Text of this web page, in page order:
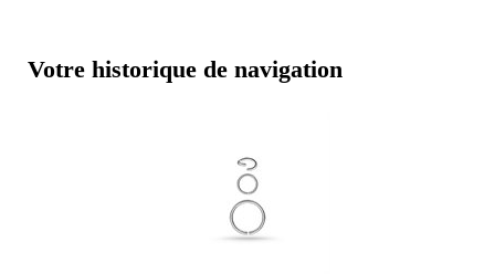
Votre historique de navigation